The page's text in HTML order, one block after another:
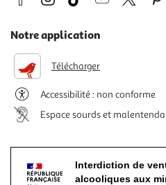
Notre application
Télécharger
Accessibilité : non conforme
Espace sourds et
Interdiction de
alcooliques aux